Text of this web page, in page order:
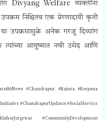
Divyang Welfareव्यक्तींना
निश्चितच एक प्रेरणादायी कृती
उपक्रमामुळे अनेक गरजू दिव्यांग
त्यांच्या आयुष्यात नवी उमेद आणि
#Chandrapur #Rajura #Korpana
#ChandrapurUpdates #SocialService
#CommunityDevelopment